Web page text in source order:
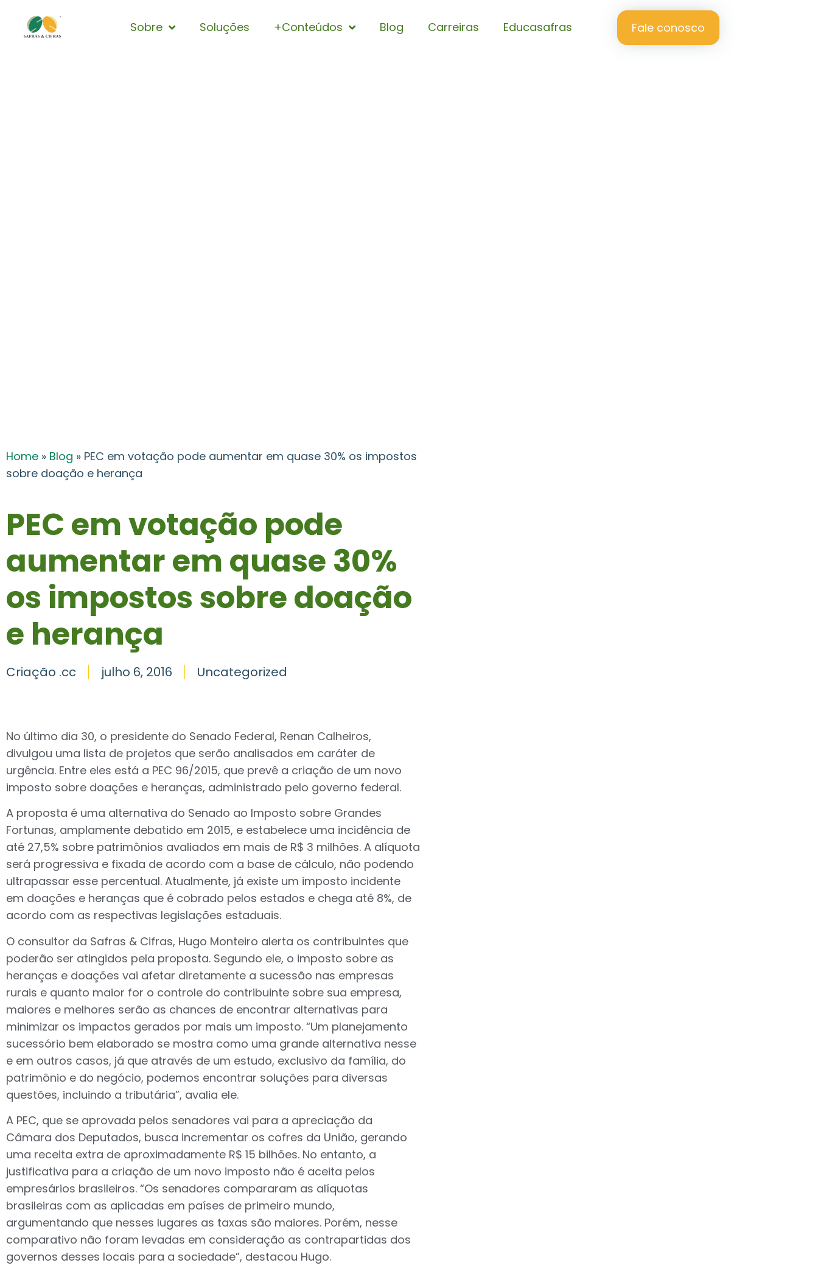
Sobre Soluções +Conteúdos Blog Carreiras Educasafras Fale conosco
Home » Blog » PEC em votação pode aumentar em quase 30% os impostos
sobre doação e herança
PEC em votação pode
aumentar em quase 30%
os impostos sobre doação
e herança
Criação .cc julho 6, 2016 Uncategorized
No último dia 30, o presidente do Senado Federal, Renan Calheiros,
divulgou uma lista de projetos que serão analisados em caráter de
urgência. Entre eles está a PEC 96/2015, que prevê a criação de um novo
imposto sobre doações e heranças, administrado pelo governo federal.
A proposta é uma alternativa do Senado ao Imposto sobre Grandes
Fortunas, amplamente debatido em 2015, e estabelece uma incidência de
até 27,5% sobre patrimônios avaliados em mais de R$ 3 milhões. A alíquota
será progressiva e fixada de acordo com a base de cálculo, não podendo
ultrapassar esse percentual. Atualmente, já existe um imposto incidente
em doações e heranças que é cobrado pelos estados e chega até 8%, de
acordo com as respectivas legislações estaduais.
O consultor da Safras & Cifras, Hugo Monteiro alerta os contribuintes que
poderão ser atingidos pela proposta. Segundo ele, o imposto sobre as
heranças e doações vai afetar diretamente a sucessão nas empresas
rurais e quanto maior for o controle do contribuinte sobre sua empresa,
maiores e melhores serão as chances de encontrar alternativas para
minimizar os impactos gerados por mais um imposto. “Um planejamento
sucessório bem elaborado se mostra como uma grande alternativa nesse
e em outros casos, já que através de um estudo, exclusivo da família, do
patrimônio e do negócio, podemos encontrar soluções para diversas
questões, incluindo a tributária”, avalia ele.
A PEC, que se aprovada pelos senadores vai para a apreciação da
Câmara dos Deputados, busca incrementar os cofres da União, gerando
uma receita extra de aproximadamente R$ 15 bilhões. No entanto, a
justificativa para a criação de um novo imposto não é aceita pelos
empresários brasileiros. “Os senadores compararam as alíquotas
brasileiras com as aplicadas em países de primeiro mundo,
argumentando que nesses lugares as taxas são maiores. Porém, nesse
comparativo não foram levadas em consideração as contrapartidas dos
governos desses locais para a sociedade”, destacou Hugo.